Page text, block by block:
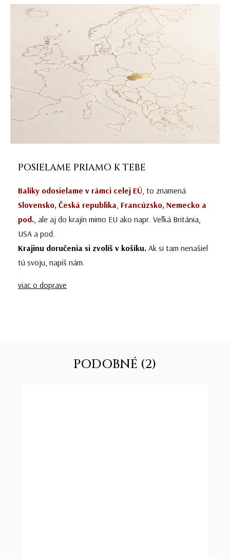
POSIELAME PRIAMO K TEBE
Balíky odosielame v rámci celej EÚ , to znamená
Slovensko, Česká republika Francúzsko, Nemecko a
pod. , ale aj do krajín mimo EU ako napr. Veľká Británia,
USA a pod.
Krajinu doručenia si zvolíš v košíku. Ak si tam nenašiel
tú svoju, napíš nám.
viac o doprave
PODOBNÉ (2)